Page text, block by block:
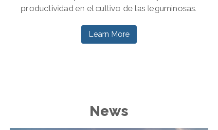
productividad en el cultivo de las leguminosas.
Learn More
News